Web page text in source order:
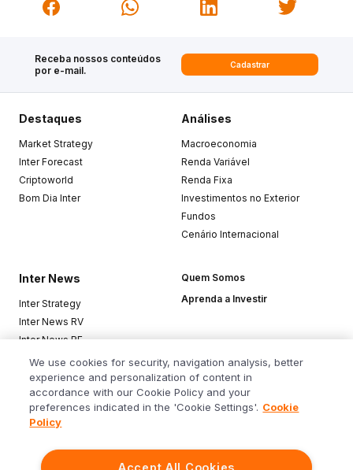
Receba nossos conteúdos
por e-mail.
Cadastrar
Destaques
Market Strategy
Inter Forecast
Criptoworld
Bom Dia Inter
Análises
Macroeconomia
Renda Variável
Renda Fixa
Investimentos no Exterior
Fundos
Cenário Internacional
Inter News
Inter Strategy
Inter News RV
Inter News RF
Top Funds
Quem Somos
Aprenda a Investir
Baixe o app
We use cookies for security, navigation analysis, better
experience and personalization of content in
accordance with our Cookie Policy and your
preferences indicated in the 'Cookie Settings'. Cookie
Policy